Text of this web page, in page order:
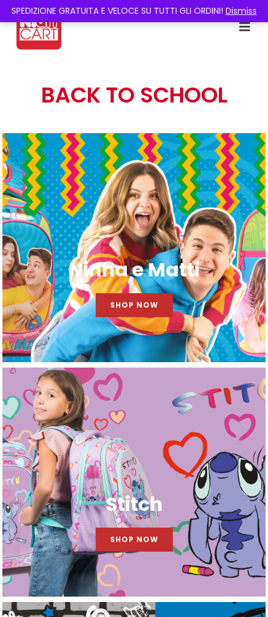
SPEDIZIONE GRATUITA E VELOCE SU TUTTI GLI ORDINI! Dismiss
BACK TO SCHOOL
Ninna e Matti
SHOP NOW
Stitch
SHOP NOW